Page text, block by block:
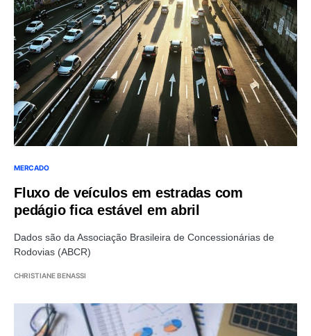
MERCADO
Fluxo de veículos em estradas com
pedágio fica estável em abril
Dados são da Associação Brasileira de Concessionárias de
Rodovias (ABCR)
CHRISTIANE BENASSI